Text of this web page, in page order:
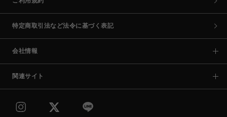
特定商取引法など法令に基づく表記
会社情報
関連サイト